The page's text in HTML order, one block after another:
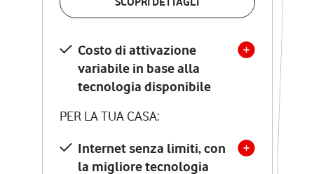
Costo di attivazione
variabile in base alla
tecnologia disponibile
PER LA TUA CASA:
Internet senza limiti, con
la migliore tecnologia
Costo di attivazione
variabile in base alla
tecnologia disponibile
PER LA TUA CASA:
Internet senza limiti, con
la migliore tecnologia
Vodafone